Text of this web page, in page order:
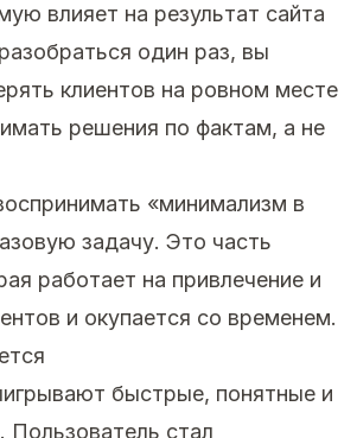
влияет на результат сайта
один раз, вы
клиентов на ровном месте
решения по фактам, а не
«минимализм в
задачу. Это часть
работает на привлечение и
и окупается со временем.
быстрые, понятные и
Пользователь стал